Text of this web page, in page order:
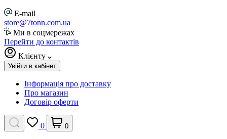
E-mail
store@7tonn.com.ua
Ми в соцмережах
Перейти до контактів
Клієнту
Увійти в кабінет
Інформація про доставку
Про магазин
Договір оферти
0 0